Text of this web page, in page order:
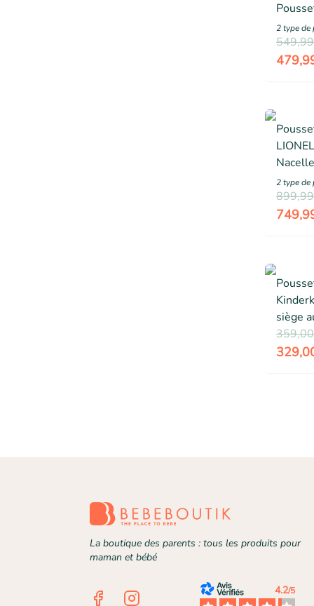
Sac -
roues
2type de
22 kg
2type de
siège
siège
La boutique des parents : tous les produits pour
maman et bébé
FacebookInstagram 4.2/5